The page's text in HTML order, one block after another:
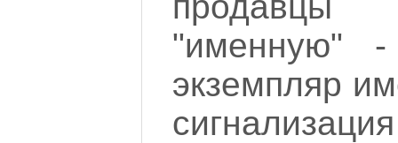
"именную" -
экземпляр